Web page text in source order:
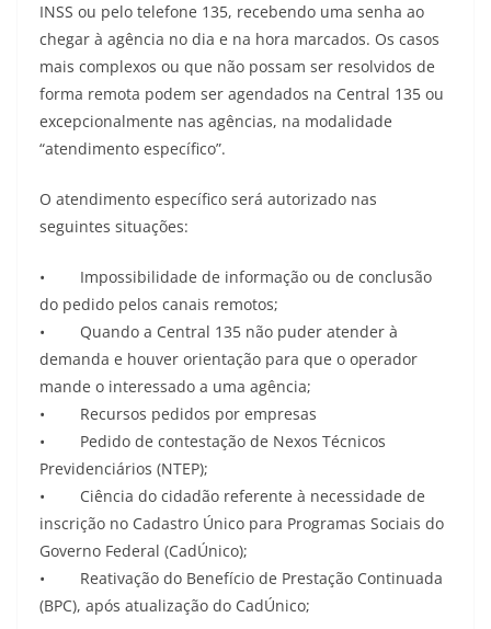
INSS ou pelo telefone 135, recebendo uma senha ao
chegar à agência no dia e na hora marcados. Os casos
mais complexos ou que não possam ser resolvidos de
forma remota podem ser agendados na Central 135 ou
excepcionalmente nas agências, na modalidade
“atendimento específico”.
O atendimento específico será autorizado nas
seguintes situações:
• Impossibilidade de informação ou de conclusão
do pedido pelos canais remotos;
• Quando a Central 135 não puder atender à
demanda e houver orientação para que o operador
mande o interessado a uma agência;
• Recursos pedidos por empresas
• Pedido de contestação de Nexos Técnicos
Previdenciários (NTEP);
• Ciência do cidadão referente à necessidade de
inscrição no Cadastro Único para Programas Sociais do
Governo Federal (CadÚnico);
• Reativação do Benefício de Prestação Continuada
(BPC), após atualização do CadÚnico;